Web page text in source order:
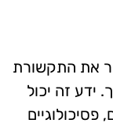
את התקשורת
ידע זה יכול
פסיכולוגיים